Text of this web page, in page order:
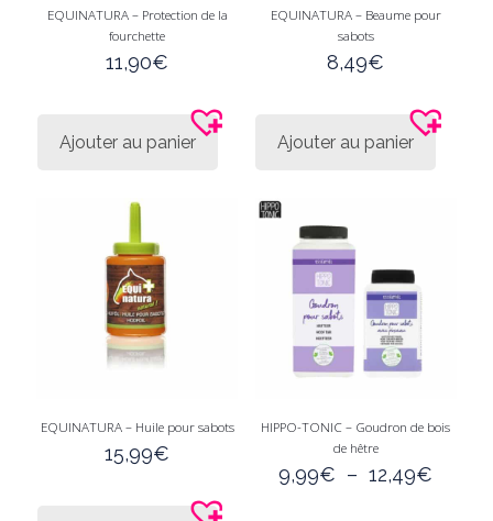
EQUINATURA – Protection de la
fourchette
11,90€
Ajouter au panier
EQUINATURA – Beaume pour
sabots
8,49€
Ajouter au panier
EQUINATURA – Huile pour sabots
15,99€
HIPPO-TONIC – Goudron de bois
de hêtre
9,99€ – 12,49€